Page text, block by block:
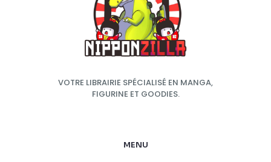
VOTRE LIBRAIRIE SPÉCIALISÉ EN MANGA,
FIGURINE ET GOODIES.
MENU